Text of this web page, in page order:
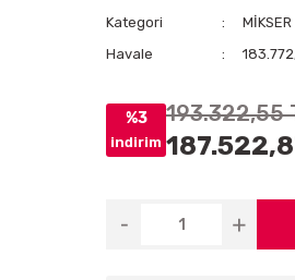
Kategori
MİKSER
Havale
%3
indirim
193.322,55